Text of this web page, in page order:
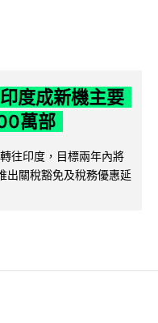
度成新機主要
萬部
往印度，目標兩年內將
出關稅豁免及稅務優惠延